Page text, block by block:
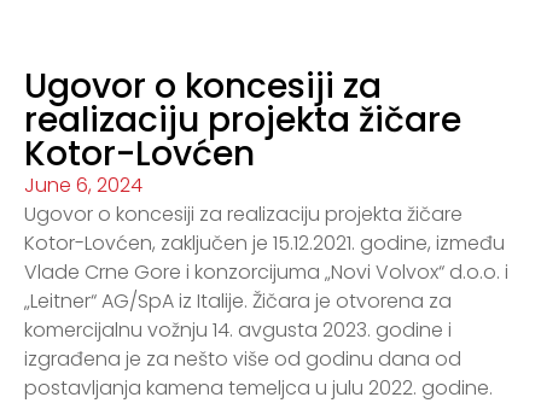
Ugovor o koncesiji za
realizaciju projekta žičare
Kotor-Lovćen
June 6, 2024
Ugovor o koncesiji za realizaciju projekta žičare
Kotor-Lovćen, zaključen je 15.12.2021. godine, između
Vlade Crne Gore i konzorcijuma „Novi Volvox“ d.o.o. i
„Leitner“ AG/SpA iz Italije. Žičara je otvorena za
komercijalnu vožnju 14. avgusta 2023. godine i
izgrađena je za nešto više od godinu dana od
postavljanja kamena temeljca u julu 2022. godine.